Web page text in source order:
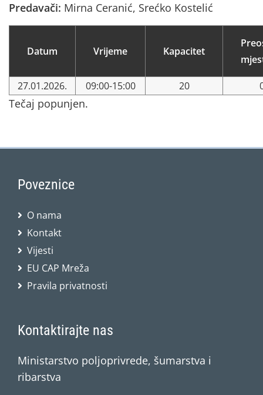
Predavači: Mirna Ceranić, Srećko Kostelić
Datum Vrijeme Kapacitet
27.01.2026. 09:00-15:00 20
Tečaj popunjen.
Poveznice
O nama
Kontakt
Vijesti
EU CAP Mreža
Pravila privatnosti
Kontaktirajte nas
Ministarstvo poljoprivrede, šumarstva i
ribarstva